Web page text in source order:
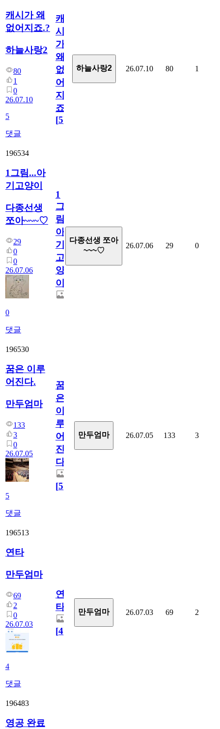
캐시가 왜
없어지죠.?
하늘사랑2
80
1
0
26.07.10
5
댓글
캐
시
가
왜
없
어
지
죠.?
[5]
하늘사랑2 26.07.10 80 1
196534
1그림...아
기고양이
다종선생
쪼아~~~♡
29
0
0
26.07.06
0
댓글
1
그
림...
아
기
고
양
이
다종선생 쪼아
~~~♡
26.07.06 29 0
196530
꿈은 이루
어진다.
만두엄마
133
3
0
26.07.05
5
댓글
꿈
은
이
루
어
진
다.
[5]
만두엄마 26.07.05 133 3
196513
연타
만두엄마
69
2
0
26.07.03
4
댓글
연
타
[4]
만두엄마 26.07.03 69 2
196483
영공 완료